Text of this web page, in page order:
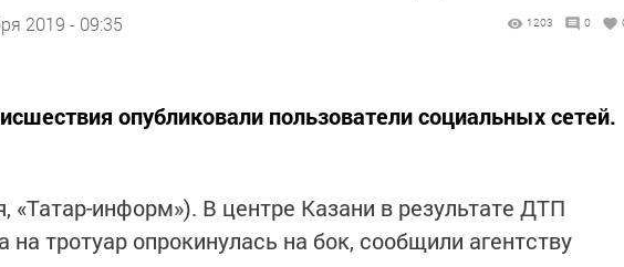
2019 - 09:35 1203 0
опубликовали пользователи социальных сетей.
«Татар-информ»). В центре Казани в результате ДТП
тротуар опрокинулась на бок, сообщили агентству